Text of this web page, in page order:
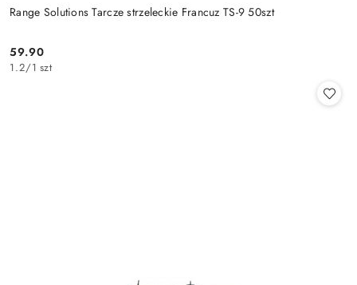
Range Solutions Tarcze strzeleckie Francuz TS-9 50szt
Cena:
59.90
1.2/1 szt